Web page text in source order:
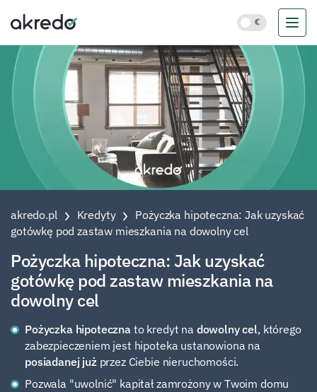
akredo.pl Kredyty
Pożyczka hipoteczna: Jak uzyskać
gotówkę pod zastaw mieszkania na dowolny cel
Pożyczka hipoteczna: Jak uzyskać
gotówkę pod zastaw mieszkania na
dowolny cel
Pożyczka hipotecznato kredyt na dowolny cel, którego
zabezpieczeniem jest hipoteka ustanowiona na
posiadanej jużprzez Ciebie nieruchomości.
Pozwala "uwolnić" kapitał zamrożony w Twoim domu